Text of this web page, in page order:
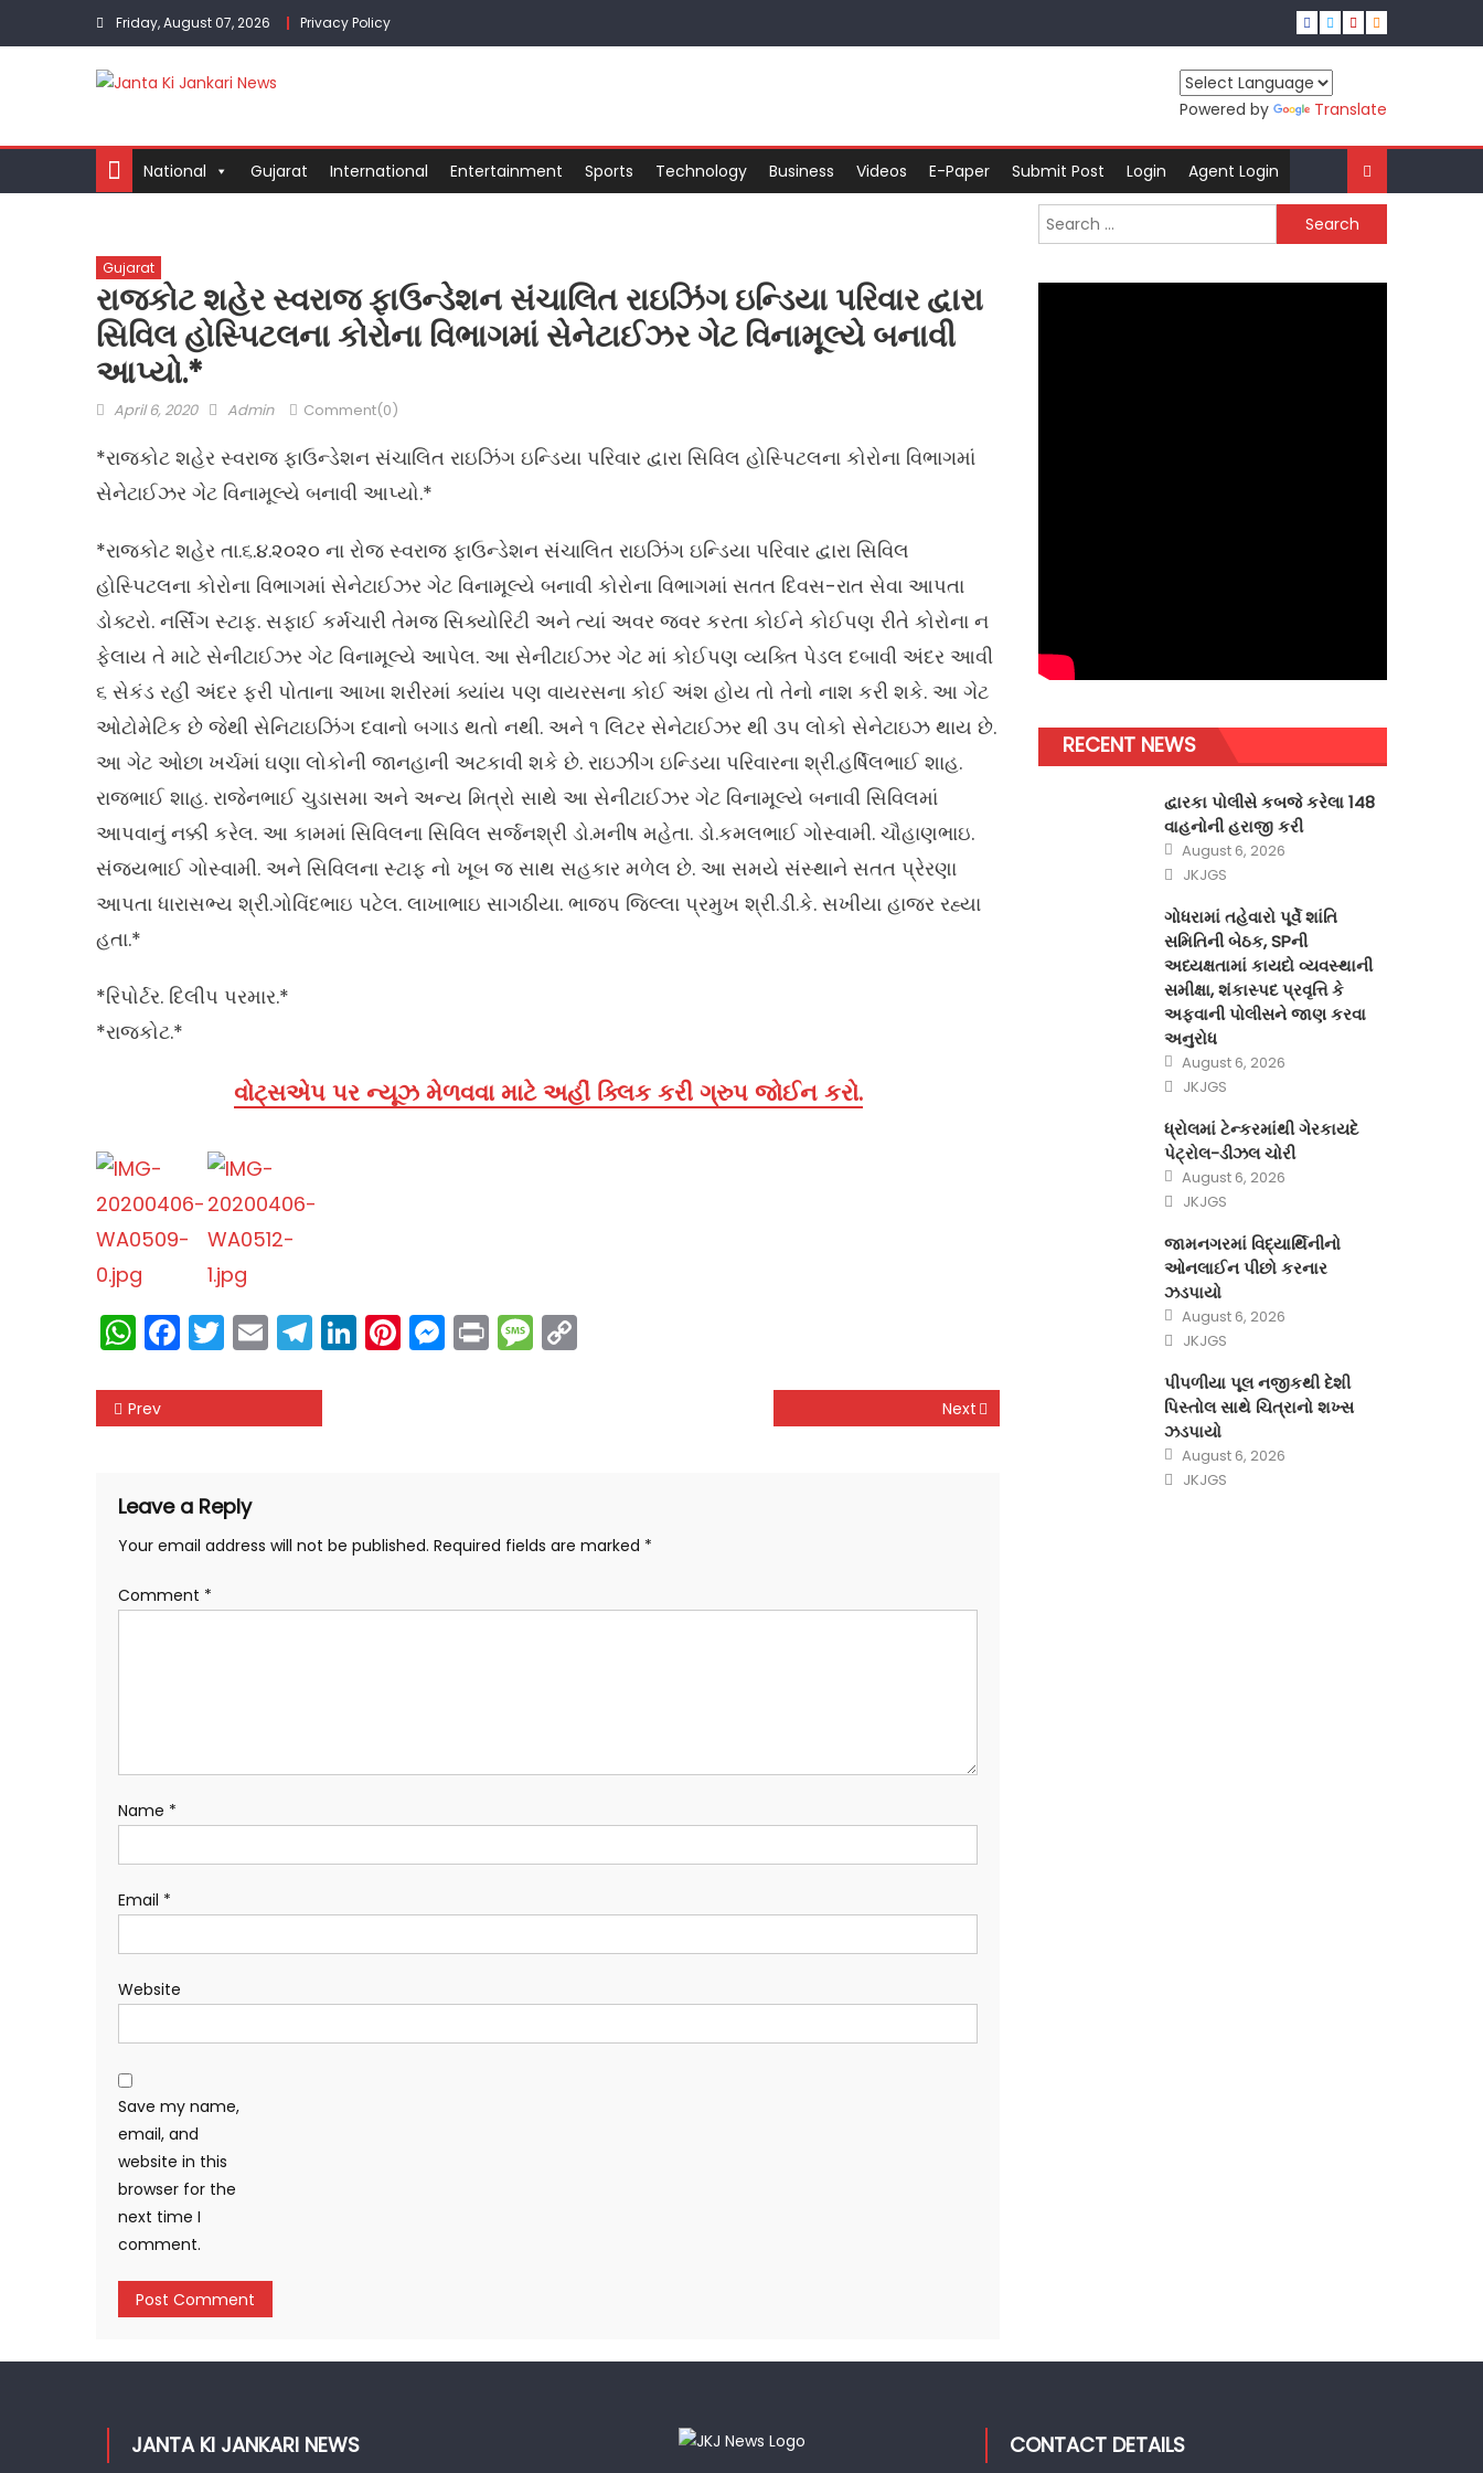
Friday, August 07, 2026 Privacy Policy
Powered by Translate
National Gujarat International Entertainment Sports Technology Business Videos E-Paper Submit Post Login Agent Login
Gujarat
રાજકોટ શહેર સ્વરાજ ફાઉન્ડેશન સંચાલિત રાઇઝિંગ ઇન્ડિયા પરિવાર દ્વારા
સિવિલ હોસ્પિટલના કોરોના વિભાગમાં સેનેટાઈઝર ગેટ વિનામૂલ્યે બનાવી
આપ્યો.*
Posted
April 6, 2020 Author
Admin Comment(0)
*રાજકોટ શહેર સ્વરાજ ફાઉન્ડેશન સંચાલિત રાઇઝિંગ ઇન્ડિયા પરિવાર દ્વારા સિવિલ હોસ્પિટલના કોરોના વિભાગમાં
સેનેટાઈઝર ગેટ વિનામૂલ્યે બનાવી આપ્યો.*
*રાજકોટ શહેર તા.૬.૪.૨૦૨૦ ના રોજ સ્વરાજ ફાઉન્ડેશન સંચાલિત રાઇઝિંગ ઇન્ડિયા પરિવાર દ્વારા સિવિલ
હોસ્પિટલના કોરોના વિભાગમાં સેનેટાઈઝર ગેટ વિનામૂલ્યે બનાવી કોરોના વિભાગમાં સતત દિવસ-રાત સેવા આપતા
ડોક્ટરો. નર્સિંગ સ્ટાફ. સફાઈ કર્મચારી તેમજ સિક્યોરિટી અને ત્યાં અવર જવર કરતા કોઈને કોઈપણ રીતે કોરોના ન
ફેલાય તે માટે સેનીટાઈઝર ગેટ વિનામૂલ્યે આપેલ. આ સેનીટાઈઝર ગેટ માં કોઈપણ વ્યક્તિ પેડલ દબાવી અંદર આવી
૬ સેકંડ રહી અંદર ફરી પોતાના આખા શરીરમાં ક્યાંય પણ વાયરસના કોઈ અંશ હોય તો તેનો નાશ કરી શકે. આ ગેટ
ઓટોમેટિક છે જેથી સેનિટાઇઝિંગ દવાનો બગાડ થતો નથી. અને ૧ લિટર સેનેટાઈઝર થી ૩૫ લોકો સેનેટાઇઝ થાય છે.
આ ગેટ ઓછા ખર્ચમાં ઘણા લોકોની જાનહાની અટકાવી શકે છે. રાઇઝીંગ ઇન્ડિયા પરિવારના શ્રી.હર્ષિલભાઈ શાહ.
રાજભાઈ શાહ. રાજેનભાઈ ચુડાસમા અને અન્ય મિત્રો સાથે આ સેનીટાઈઝર ગેટ વિનામૂલ્યે બનાવી સિવિલમાં
આપવાનું નક્કી કરેલ. આ કામમાં સિવિલના સિવિલ સર્જનશ્રી ડો.મનીષ મહેતા. ડો.કમલભાઈ ગોસ્વામી. ચૌહાણભાઇ.
સંજયભાઈ ગોસ્વામી. અને સિવિલના સ્ટાફ નો ખૂબ જ સાથ સહકાર મળેલ છે. આ સમયે સંસ્થાને સતત પ્રેરણા
આપતા ધારાસભ્ય શ્રી.ગોવિંદભાઇ પટેલ. લાખાભાઇ સાગઠીયા. ભાજપ જિલ્લા પ્રમુખ શ્રી.ડી.કે. સખીયા હાજર રહ્યા
હતા.*
*રિપોર્ટર. દિલીપ પરમાર.*
*રાજકોટ.*
વોટ્સએપ પર ન્યૂઝ મેળવવા માટે અહીં ક્લિક કરી ગ્રુપ જોઈન કરો.
WhatsApp
Facebook
Twitter
EmailTelegram
LinkedIn
Pinterest
Messenger
PrintMessage
Post
Prev Next
Leave a Reply
Your email address will not be published. Required fields are marked *
Comment *
Name *
Email *
Website
Save my name,
email, and
website in this
browser for the
next time I
comment.
Search
for:
RECENT NEWS
દ્વારકા પોલીસે કબજે કરેલા 148
વાહનોની હરાજી કરી
Posted
on
August 6, 2026
Author
JKJGS
ગોધરામાં તહેવારો પૂર્વે શાંતિ
સમિતિની બેઠક, SPની
અધ્યક્ષતામાં કાયદો વ્યવસ્થાની
સમીક્ષા, શંકાસ્પદ પ્રવૃત્તિ કે
અફવાની પોલીસને જાણ કરવા
અનુરોધ
Posted
on
August 6, 2026
Author
JKJGS
ધ્રોલમાં ટેન્કરમાંથી ગેરકાયદે
પેટ્રોલ-ડીઝલ ચોરી
Posted
on
August 6, 2026
Author
JKJGS
જામનગરમાં વિદ્યાર્થિનીનો
ઓનલાઈન પીછો કરનાર
ઝડપાયો
Posted
on
August 6, 2026
Author
JKJGS
પીપળીયા પૂલ નજીકથી દેશી
પિસ્તોલ સાથે ચિત્રાનો શખ્સ
ઝડપાયો
Posted
on
August 6, 2026
Author
JKJGS
JANTA KI JANKARI NEWS CONTACT DETAILS